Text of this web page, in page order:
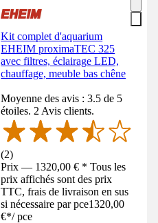
Kit complet d'aquarium
EHEIM proximaTEC 325
avec filtres, éclairage LED,
chauffage, meuble bas chêne
Moyenne des avis : 3.5 de 5
étoiles. 2 Avis clients.
(2)
Prix — 1320,00 € * Tous les
prix affichés sont des prix
TTC, frais de livraison en sus
si nécessaire par pce1320,00
€*/ pce